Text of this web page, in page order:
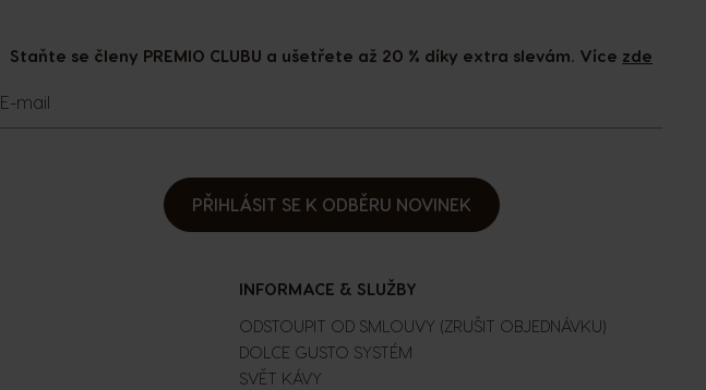
Staňte se členy PREMIO CLUBU a ušetřete až 20 % díky extra slevám. Více zde
E-mail
PŘIHLÁSIT SE K ODBĚRU NOVINEK
INFORMACE & SLUŽBY
ODSTOUPIT OD SMLOUVY (ZRUŠIT OBJEDNÁVKU)
DOLCE GUSTO SYSTÉM
SVĚT KÁVY